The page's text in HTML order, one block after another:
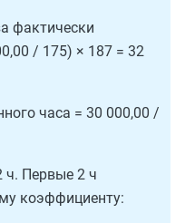
фактически
/ 175) × 187 = 32
часа = 30 000,00 /
ч. Первые 2 ч
коэффициенту: